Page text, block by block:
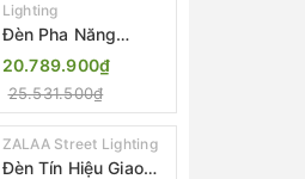
Lighting
Đèn Pha Năng
Lượng Mặt Trời Sân
Thể Thao ZALAA
Jsc Chống Nước
IP65 Cao Cấp
20.789.900₫
25.531.500₫
ZALAA Street Lighting
Đèn Tín Hiệu Giao